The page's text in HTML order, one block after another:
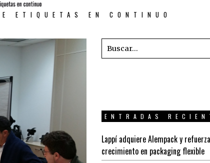
ETIQUETAS EN CONTINUO
ENTRADAS
Lappí adquiere Alempack y
crecimiento en packaging flexible